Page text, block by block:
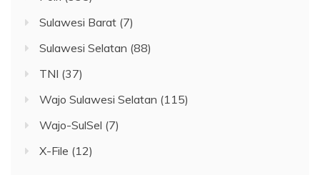
Sulawesi Barat (7)
Sulawesi Selatan (88)
TNI (37)
Wajo Sulawesi Selatan (115)
Wajo-SulSel (7)
X-File (12)